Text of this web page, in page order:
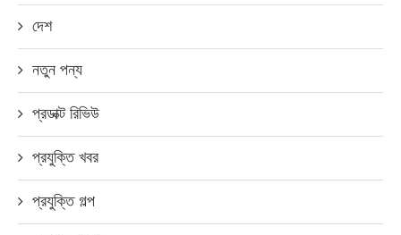
দেশ
নতুন পন্য
প্রডাক্ট রিভিউ
প্রযুক্তি খবর
প্রযুক্তি গল্প